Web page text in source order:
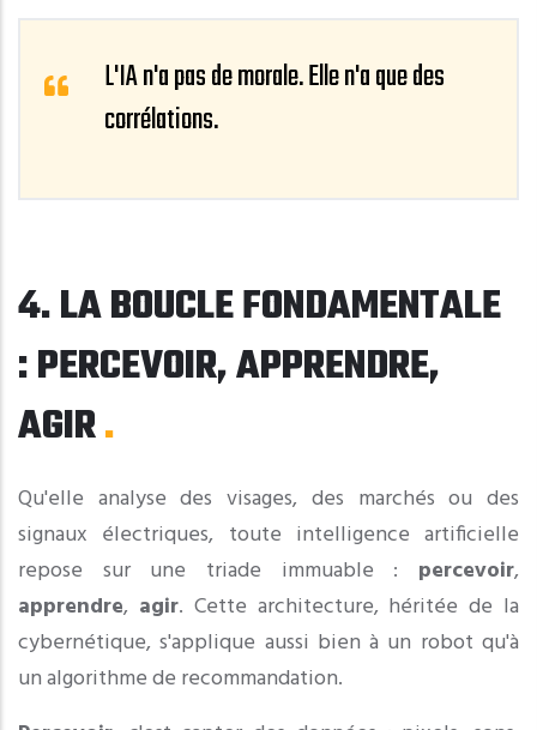
L'IA n'a pas de morale. Elle n'a que des
corrélations.
4. LA BOUCLE FONDAMENTALE
: PERCEVOIR, APPRENDRE,
AGIR
Qu'elle analyse des visages, des marchés ou des
signaux électriques, toute intelligence artificielle
repose sur une triade immuable : percevoir,
apprendre, agir. Cette architecture, héritée de la
cybernétique, s'applique aussi bien à un robot qu'à
un algorithme de recommandation.